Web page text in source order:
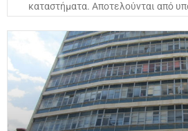
καταστήματα. Αποτελούνται από